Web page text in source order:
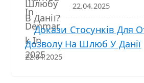
22.04.2025
Докази Стосунків Для
Дозволу На Шлюб У Данії
22.04.2025